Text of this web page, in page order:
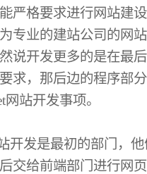
严格要求进行网站建
专业的建站公司的网
开发更多的是在最后
求，那后边的程序部
站开发事项。
开发是最初的部门，
交给前端部门进行网